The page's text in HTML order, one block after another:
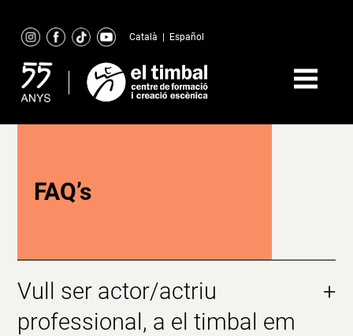
content
Català Español
FAQ’s
Vull ser actor/actriu
professional, a el timbal em
+